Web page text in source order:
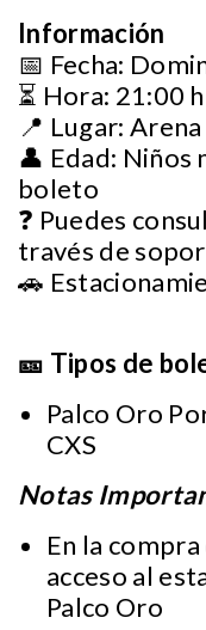
Información
📅 Fecha:
⏳ Hora: 21:00
📍 Lugar:
👤 Edad: Niños
boleto
❓ Puedes
través de
🚗
🎫 Tipos de
Palco Oro
CXS
Notas
En la
acceso al
Palco Oro